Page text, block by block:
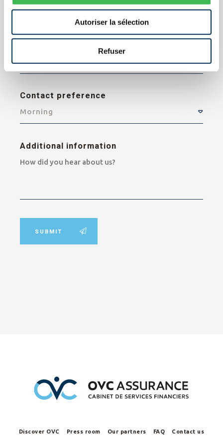
Autoriser la sélection
Refuser
Contact preference
Morning
Additional information
SUBMIT
Discover OVC Press room Our partners FAQ Contact us